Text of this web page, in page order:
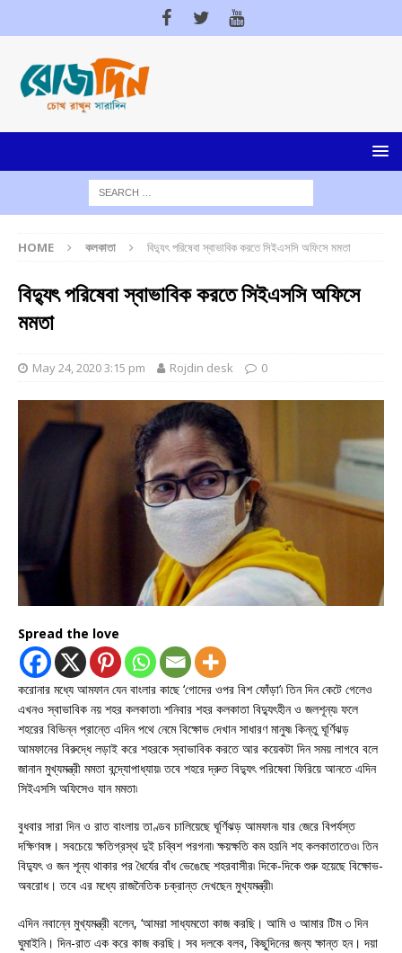
HOME কলকাতা বিদ্যুৎ পরিষেবা স্বাভাবিক করতে সিইএসসি অফিসে মমতা
বিদ্যুৎ পরিষেবা স্বাভাবিক করতে সিইএসসি অফিসে
মমতা
May 24, 2020 3:15 pm Rojdin desk 0
Spread the love
করোনার মধ্যে আমফান যেন বাংলার কাছে ‘গোদের ওপর বিশ ফোঁড়া’৷ তিন দিন কেটে গেলেও
এখনও স্বাভাবিক নয় শহর কলকাতা৷ শনিবার শহর কলকাতা বিদ্যুৎহীন ও জলশূন্য৷ ফলে
শহরের বিভিন্ন প্রান্তে এদিন পথে নেমে বিক্ষোভ দেখান সাধারণ মানুষ৷ কিন্তু ঘূর্ণিঝড়
আমফানের বিরুদ্ধে লড়াই করে শহরকে স্বাভাবিক করতে আর কয়েকটা দিন সময় লাগবে বলে
জানান মুখ্যমন্ত্রী মমতা বন্দ্যোপাধ্যায়৷ তবে শহরে দ্রুত বিদ্যুৎ পরিষেবা ফিরিয়ে আনতে এদিন
সিইএসসি অফিসেও যান মমতা৷
বুধবার সারা দিন ও রাত বাংলায় তাণ্ডব চালিয়েছে ঘূর্ণিঝড় আমফান৷ যার জেরে বিপর্যস্ত
দক্ষিণবঙ্গ। সবচেয়ে ক্ষতিগ্রস্থ দুই চব্বিশ পরগনা৷ ক্ষয়ক্ষতি কম হয়নি শহ কলকাতাতেও৷ তিন
বিদ্যুৎ ও জন শূন্য থাকার পর ধৈর্যের বাঁধ ভেঙেছে শহরবাসীর৷ দিকে-দিকে শুরু হয়েছে বিক্ষোভ-
অবরোধ। তবে এর মধ্যে রাজনৈতিক চক্রান্ত দেখছেন মুখ্যমন্ত্রী৷
এদিন নবান্নে মুখ্যমন্ত্রী বলেন, ‘আমরা সাধ্যমতো কাজ করছি। আমি ও আমার টিম ৩ দিন
ঘুমাইনি। দিন-রাত এক করে কাজ করছি। সব দলকে বলব, কিছুদিনের জন্য ক্ষান্ত হন। দয়া